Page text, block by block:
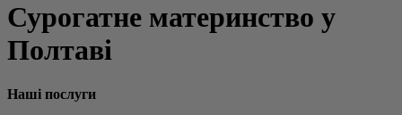
Сурогатне материнство у
Полтаві
Наші послуги